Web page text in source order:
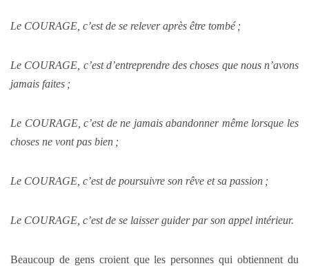
Le COURAGE, c’est de se relever après être tombé ;
Le COURAGE, c’est d’entreprendre des choses que nous n’avons
jamais faites ;
Le COURAGE, c’est de ne jamais abandonner même lorsque les
choses ne vont pas bien ;
Le COURAGE, c’est de poursuivre son rêve et sa passion ;
Le COURAGE, c’est de se laisser guider par son appel intérieur.
Beaucoup de gens croient que les personnes qui obtiennent du